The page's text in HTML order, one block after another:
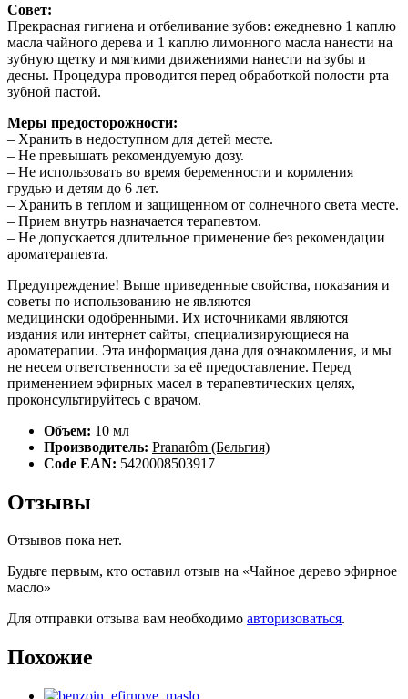
Совет:
Прекрасная гигиена и отбеливание зубов: ежедневно 1 каплю
масла чайного дерева и 1 каплю лимонного масла нанести на
зубную щетку и мягкими движениями нанести на зубы и
десны. Процедура проводится перед обработкой полости рта
зубной пастой.
Меры предосторожности:
– Хранить в недоступном для детей месте.
– Не превышать рекомендуемую дозу.
– Не использовать во время беременности и кормления
грудью и детям до 6 лет.
– Хранить в теплом и защищенном от солнечного света месте.
– Прием внутрь назначается терапевтом.
– Не допускается длительное применение без рекомендации
ароматерапевта.
Предупреждение! Выше приведенные свойства, показания и
советы по использованию не являются
медицински одобренными. Их источниками являются
издания или интернет сайты, специализирующиеся на
ароматерапии. Эта информация дана для ознакомления, и мы
не несем ответственности за её предоставление. Перед
применением эфирных масел в терапевтических целях,
проконсультируйтесь с врачом.
Объем: 10 мл
Производитель: Pranarôm (Бельгия)
Code EAN: 5420008503917
Отзывы
Отзывов пока нет.
Будьте первым, кто оставил отзыв на «Чайное дерево эфирное
масло»
Для отправки отзыва вам необходимо авторизоваться.
Похожие